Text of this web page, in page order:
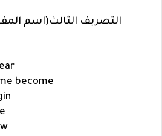
التصريف الثالث(اسم
become